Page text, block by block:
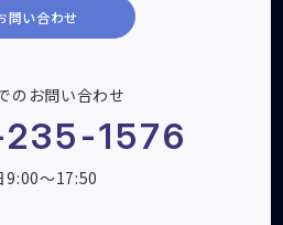
問い合わせ
のお問い合わせ
1576
9:00～17:50